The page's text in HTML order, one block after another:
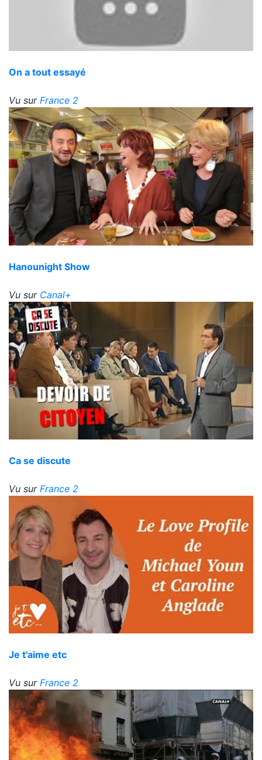
On a tout essayé
Vu sur France 2
Hanounight Show
Vu sur Canal+
Ca se discute
Vu sur France 2
Je t'aime etc
Vu sur France 2